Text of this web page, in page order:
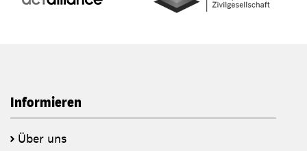
Informieren
Über uns